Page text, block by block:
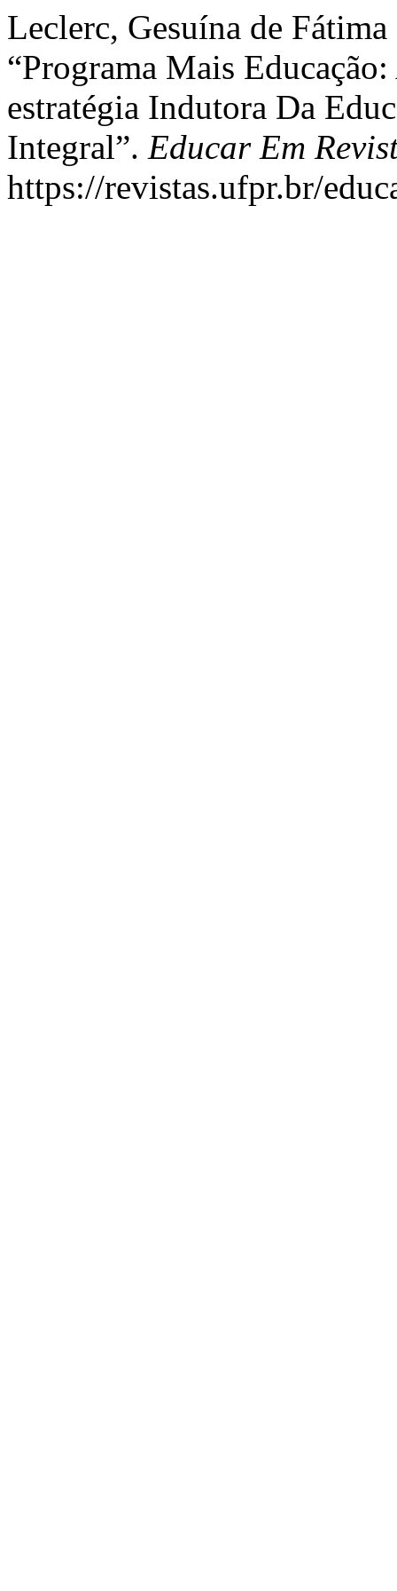
Leclerc, Gesuína de
“Programa Mais
estratégia Indutora Da
Integral”. Educar Em
https://revistas.ufpr.br/